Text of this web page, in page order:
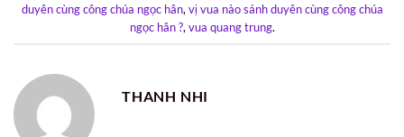
duyên cùng công chúa ngọc hân,vị vua nào sánh duyên cùng công chúa
ngọc hân ?,vua quang trung.
THANH NHI